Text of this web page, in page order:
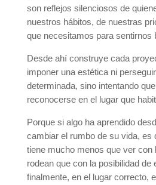
son reflejos silenciosos de
nuestros hábitos, de nuestras
que necesitamos para sentirnos
Desde ahí construye cada
imponer una estética ni
determinada, sino intentando
reconocerse en el lugar que
Porque si algo ha aprendido
cambiar el rumbo de su vida, es
tiene mucho menos que ver con
rodean que con la posibilidad de
finalmente, en el lugar correcto,